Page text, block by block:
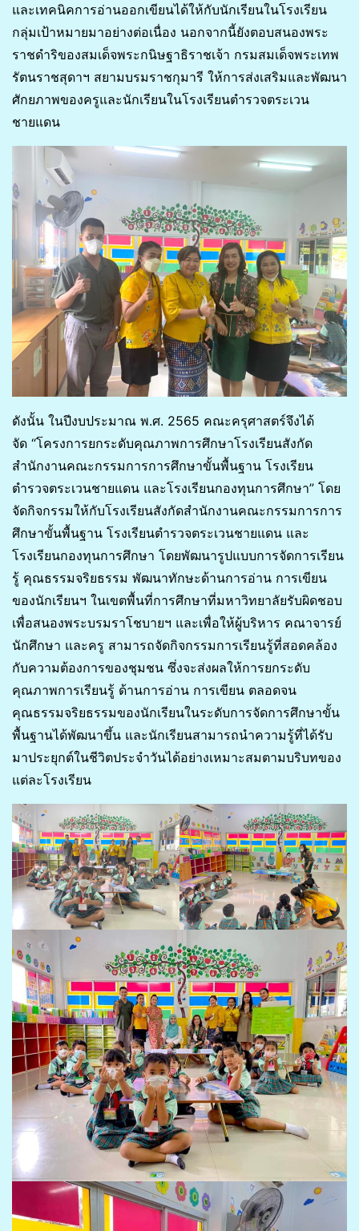
และเทคนิคการอ่านออกเขียนได้ให้กับนักเรียนในโรงเรียน
กลุ่มเป้าหมายมาอย่างต่อเนื่อง นอกจากนี้ยังตอบสนองพระ
ราชดำริของสมเด็จพระกนิษฐาธิราชเจ้า กรมสมเด็จพระเทพ
รัตนราชสุดาฯ สยามบรมราชกุมารี ให้การส่งเสริมและพัฒนา
ศักยภาพของครูและนักเรียนในโรงเรียนตำรวจตระเวน
ชายแดน
ดังนั้น ในปีงบประมาณ พ.ศ. 2565 คณะครุศาสตร์จึงได้
จัด “โครงการยกระดับคุณภาพการศึกษาโรงเรียนสังกัด
สำนักงานคณะกรรมการการศึกษาขั้นพื้นฐาน โรงเรียน
ตำรวจตระเวนชายแดน และโรงเรียนกองทุนการศึกษา” โดย
จัดกิจกรรมให้กับโรงเรียนสังกัดสำนักงานคณะกรรมการการ
ศึกษาขั้นพื้นฐาน โรงเรียนตำรวจตระเวนชายแดน และ
โรงเรียนกองทุนการศึกษา โดยพัฒนารูปแบบการจัดการเรียน
รู้ คุณธรรมจริยธรรม พัฒนาทักษะด้านการอ่าน การเขียน
ของนักเรียนฯ ในเขตพื้นที่การศึกษาที่มหาวิทยาลัยรับผิดชอบ
เพื่อสนองพระบรมราโชบายฯ และเพื่อให้ผู้บริหาร คณาจารย์
นักศึกษา และครู สามารถจัดกิจกรรมการเรียนรู้ที่สอดคล้อง
กับความต้องการของชุมชน ซึ่งจะส่งผลให้การยกระดับ
คุณภาพการเรียนรู้ ด้านการอ่าน การเขียน ตลอดจน
คุณธรรมจริยธรรมของนักเรียนในระดับการจัดการศึกษาขั้น
พื้นฐานได้พัฒนาขึ้น และนักเรียนสามารถนำความรู้ที่ได้รับ
มาประยุกต์ในชีวิตประจำวันได้อย่างเหมาะสมตามบริบทของ
แต่ละโรงเรียน